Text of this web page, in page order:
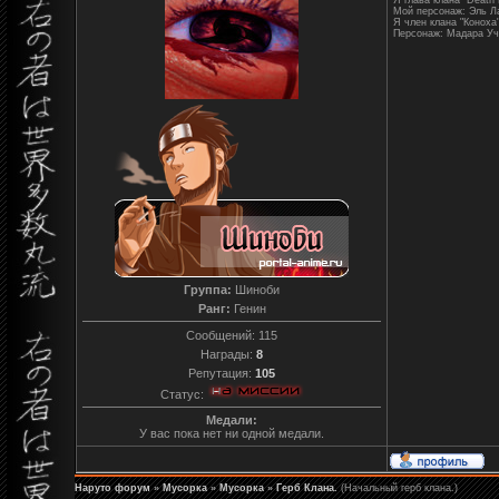
Группа: Шиноби
Ранг: Генин
Сообщений: 115
Награды: 8
Репутация: 105
Статус:
Медали:
У вас пока нет ни одной медали.
Мой персонаж: Эль
Я член клана "Коноха"
Персонаж: Мадара
Наруто форум » Мусорка » Мусорка » Герб Клана. (Начальный герб клана.)